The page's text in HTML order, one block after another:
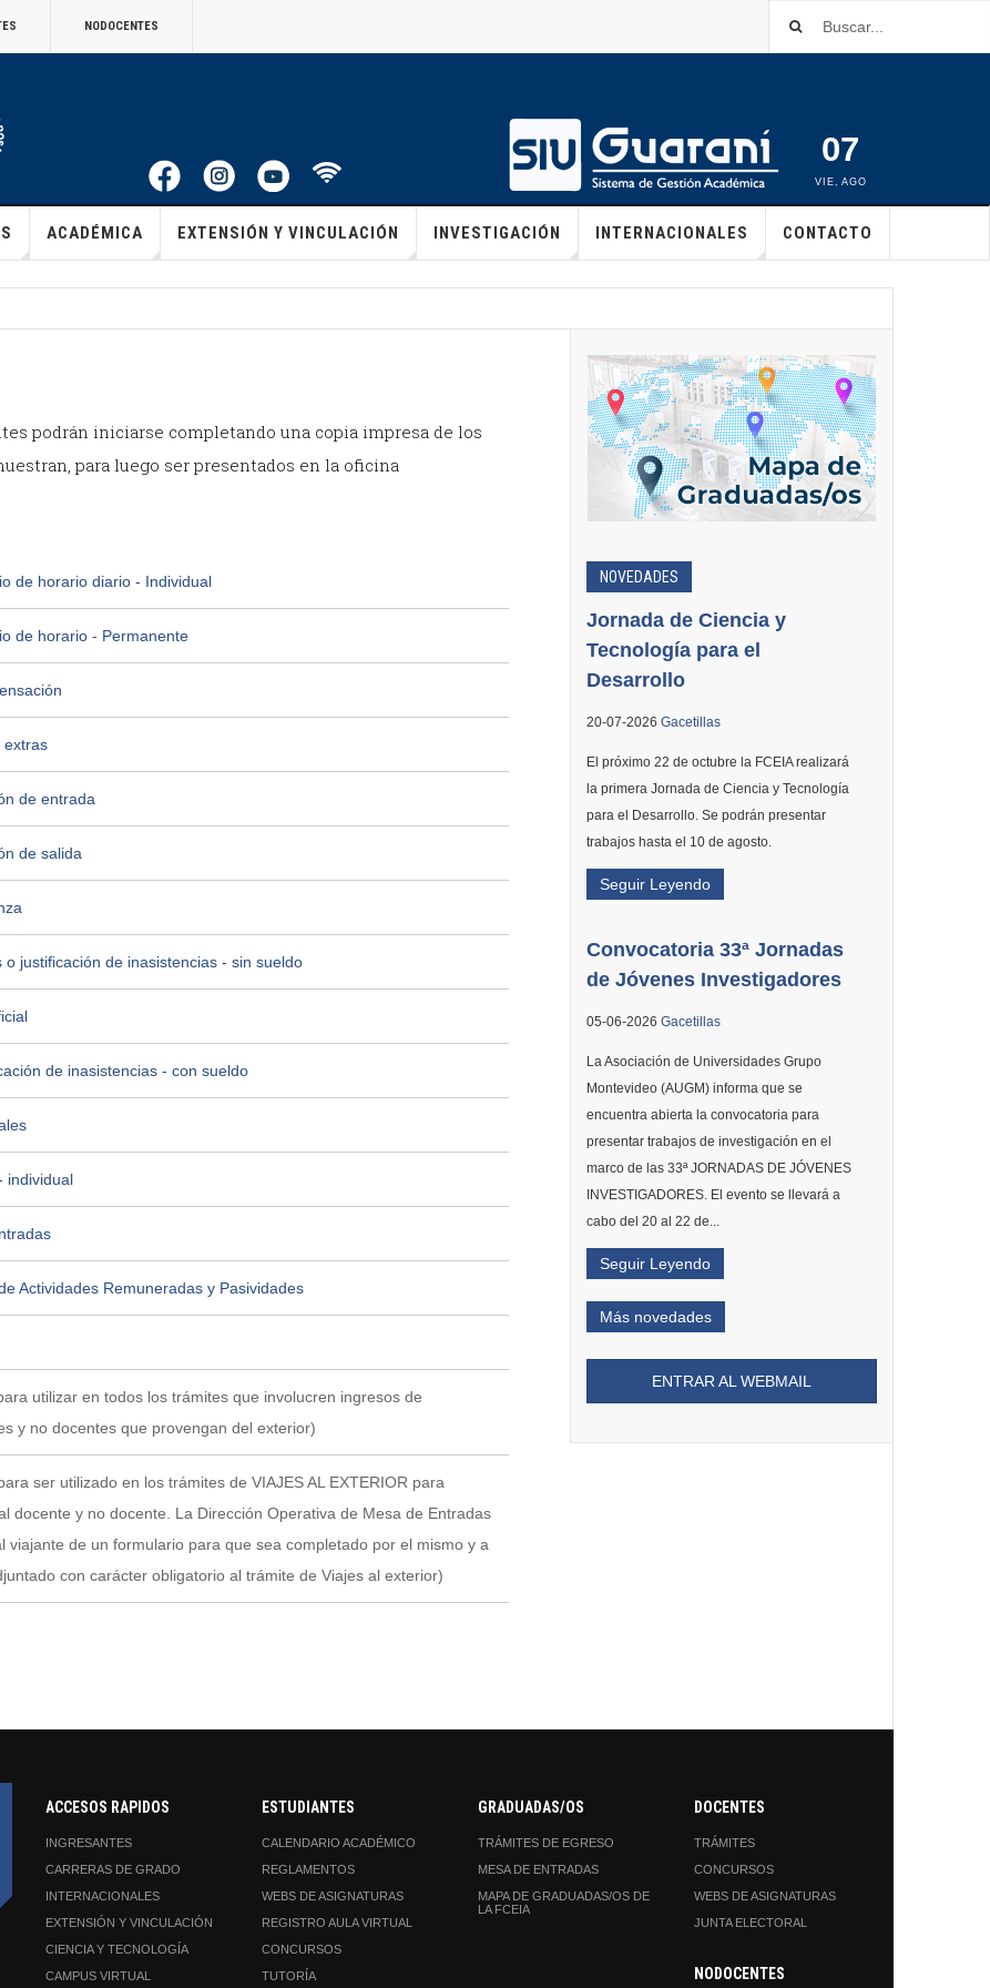
NODOCENTES
07
VIE, AGO
ACADÉMICA EXTENSIÓN Y VINCULACIÓN INVESTIGACIÓN INTERNACIONALES CONTACTO
podrán iniciarse completando una copia impresa de los
para luego ser presentados en la oficina
de horario diario - Individual
de horario - Permanente
extras
de entrada
de salida
o justificación de inasistencias - sin sueldo
de inasistencias - con sueldo
individual
Actividades Remuneradas y Pasividades
utilizar en todos los trámites que involucren ingresos de
y no docentes que provengan del exterior)
ser utilizado en los trámites de VIAJES AL EXTERIOR para
docente y no docente. La Dirección Operativa de Mesa de Entradas
viajante de un formulario para que sea completado por el mismo y a
con carácter obligatorio al trámite de Viajes al exterior)
NOVEDADES
Jornada de Ciencia y
Tecnología para el
Desarrollo
20-07-2026 Gacetillas
El próximo 22 de octubre la FCEIA realizará
la primera Jornada de Ciencia y Tecnología
para el Desarrollo. Se podrán presentar
trabajos hasta el 10 de agosto.
Seguir Leyendo
Convocatoria 33ª Jornadas
de Jóvenes Investigadores
05-06-2026 Gacetillas
La Asociación de Universidades Grupo
Montevideo (AUGM) informa que se
encuentra abierta la convocatoria para
presentar trabajos de investigación en el
marco de las 33ª JORNADAS DE JÓVENES
INVESTIGADORES. El evento se llevará a
cabo del 20 al 22 de...
Seguir Leyendo
Más novedades
ENTRAR AL WEBMAIL
ACCESOS RAPIDOS
INGRESANTES
CARRERAS DE GRADO
INTERNACIONALES
EXTENSIÓN Y VINCULACIÓN
CIENCIA Y TECNOLOGÍA
CAMPUS VIRTUAL
ESTUDIANTES
CALENDARIO ACADÉMICO
REGLAMENTOS
WEBS DE ASIGNATURAS
REGISTRO AULA VIRTUAL
CONCURSOS
TUTORÍA
GRADUADAS/OS
TRÁMITES DE EGRESO
MESA DE ENTRADAS
MAPA DE GRADUADAS/OS DE
LA FCEIA
DOCENTES
TRÁMITES
CONCURSOS
WEBS DE ASIGNATURAS
JUNTA ELECTORAL
NODOCENTES